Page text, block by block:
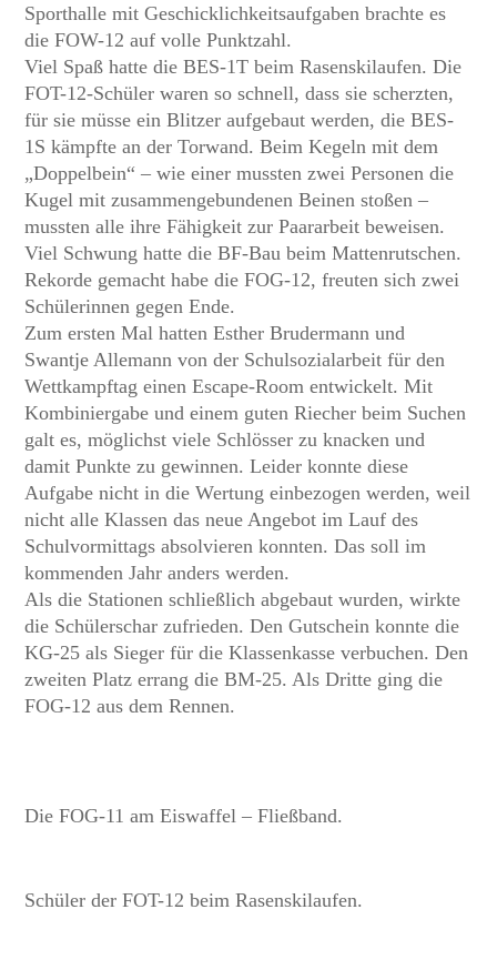
Sporthalle mit Geschicklichkeitsaufgaben brachte es
die FOW-12 auf volle Punktzahl.
Viel Spaß hatte die BES-1T beim Rasenskilaufen. Die
FOT-12-Schüler waren so schnell, dass sie scherzten,
für sie müsse ein Blitzer aufgebaut werden, die BES-
1S kämpfte an der Torwand. Beim Kegeln mit dem
„Doppelbein“ – wie einer mussten zwei Personen die
Kugel mit zusammengebundenen Beinen stoßen –
mussten alle ihre Fähigkeit zur Paararbeit beweisen.
Viel Schwung hatte die BF-Bau beim Mattenrutschen.
Rekorde gemacht habe die FOG-12, freuten sich zwei
Schülerinnen gegen Ende.
Zum ersten Mal hatten Esther Brudermann und
Swantje Allemann von der Schulsozialarbeit für den
Wettkampftag einen Escape-Room entwickelt. Mit
Kombiniergabe und einem guten Riecher beim Suchen
galt es, möglichst viele Schlösser zu knacken und
damit Punkte zu gewinnen. Leider konnte diese
Aufgabe nicht in die Wertung einbezogen werden, weil
nicht alle Klassen das neue Angebot im Lauf des
Schulvormittags absolvieren konnten. Das soll im
kommenden Jahr anders werden.
Als die Stationen schließlich abgebaut wurden, wirkte
die Schülerschar zufrieden. Den Gutschein konnte die
KG-25 als Sieger für die Klassenkasse verbuchen. Den
zweiten Platz errang die BM-25. Als Dritte ging die
FOG-12 aus dem Rennen.
Die FOG-11 am Eiswaffel – Fließband.
Schüler der FOT-12 beim Rasenskilaufen.